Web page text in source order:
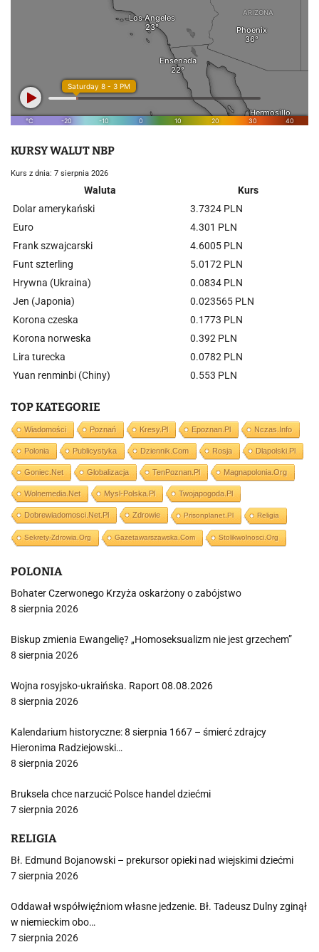
KURSY WALUT NBP
Kurs z dnia: 7 sierpnia 2026
Waluta
Kurs
Dolar amerykański
3.7324 PLN
Euro
4.301 PLN
Frank szwajcarski
4.6005 PLN
Funt szterling
5.0172 PLN
Hrywna (Ukraina)
0.0834 PLN
Jen (Japonia)
0.023565 PLN
Korona czeska
0.1773 PLN
Korona norweska
0.392 PLN
Lira turecka
0.0782 PLN
Yuan renminbi (Chiny)
0.553 PLN
TOP KATEGORIE
Wiadomości Poznań Kresy.pl Epoznan.pl Nczas.info
Polonia Publicystyka Dziennik.com Rosja Dlapolski.pl
Goniec.net Globalizacja TenPoznan.pl Magnapolonia.org
Wolnemedia.net Mysl-Polska.pl Twojapogoda.pl
Dobrewiadomosci.net.pl Zdrowie Prisonplanet.pl Religia
Sekrety-Zdrowia.org Gazetawarszawska.com Stolikwolnosci.org
POLONIA
Bohater Czerwonego Krzyża oskarżony o zabójstwo
8 sierpnia 2026
Biskup zmienia Ewangelię? „Homoseksualizm nie jest grzechem”
8 sierpnia 2026
Wojna rosyjsko-ukraińska. Raport 08.08.2026
8 sierpnia 2026
Kalendarium historyczne: 8 sierpnia 1667 – śmierć zdrajcy
Hieronima Radziejowski…
8 sierpnia 2026
Bruksela chce narzucić Polsce handel dziećmi
7 sierpnia 2026
RELIGIA
Bł. Edmund Bojanowski – prekursor opieki nad wiejskimi dziećmi
7 sierpnia 2026
Oddawał współwięźniom własne jedzenie. Bł. Tadeusz Dulny zginął
w niemieckim obo…
7 sierpnia 2026